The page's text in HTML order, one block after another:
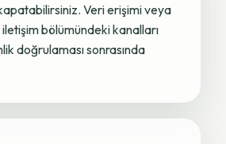
Veri erişimi veya
bölümündeki kanalları
doğrulaması sonrasında